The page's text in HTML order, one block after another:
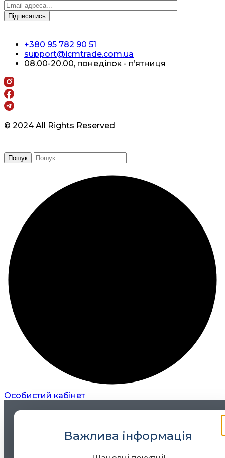
+380 95 782 90 51
support@icmtrade.com.ua
08.00-20.00, понеділок - п’ятниця
© 2024 All Rights Reserved
Пошук
Особистий кабінет
Важлива інформація